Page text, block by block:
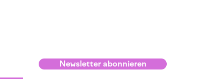
Newsletter abonnieren